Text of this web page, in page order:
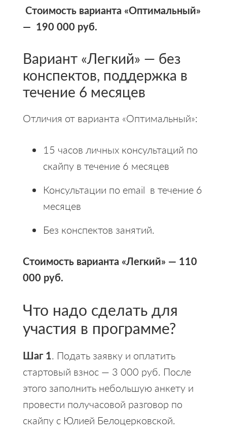
Стоимость варианта «Оптимальный»
— 190 000 руб.
Вариант «Легкий» — без
конспектов, поддержка в
течение 6 месяцев
Отличия от варианта «Оптимальный»:
15 часов личных консультаций по
скайпу в течение 6 месяцев
Консультации по email в течение 6
месяцев
Без конспектов занятий.
Стоимость варианта «Легкий» — 110
000 руб.
Что надо сделать для
участия в программе?
Шаг 1. Подать заявку и оплатить
стартовый взнос — 3 000 руб. После
этого заполнить небольшую анкету и
провести получасовой разговор по
скайпу с Юлией Белоцерковской.